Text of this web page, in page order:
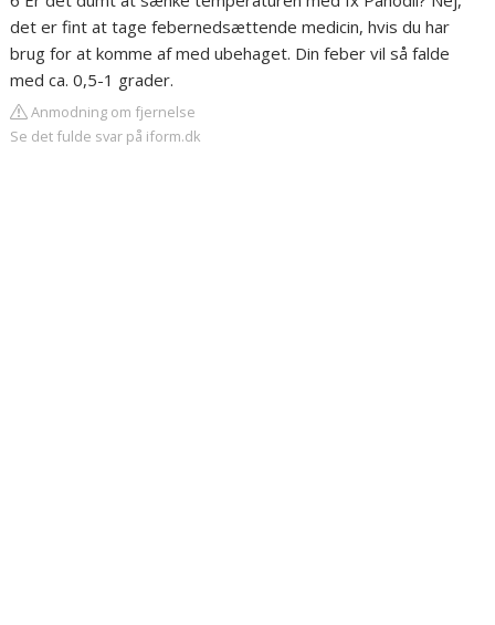
det er fint at tage febernedsættende medicin, hvis du har
brug for at komme af med ubehaget. Din feber vil så falde
med ca. 0,5-1 grader.
Anmodning om fjernelse
Se det fulde svar på iform.dk